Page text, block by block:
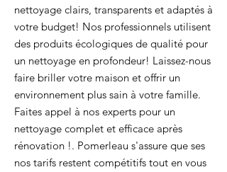
nettoyage clairs, transparents et adaptés à
votre budget! Nos professionnels utilisent
des produits écologiques de qualité pour
un nettoyage en profondeur! Laissez-nous
faire briller votre maison et offrir un
environnement plus sain à votre famille.
Faites appel à nos experts pour un
nettoyage complet et efficace après
rénovation !. Pomerleau s'assure que ses
nos tarifs restent compétitifs tout en vous